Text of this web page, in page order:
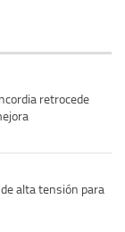
retrocede
alta tensión para